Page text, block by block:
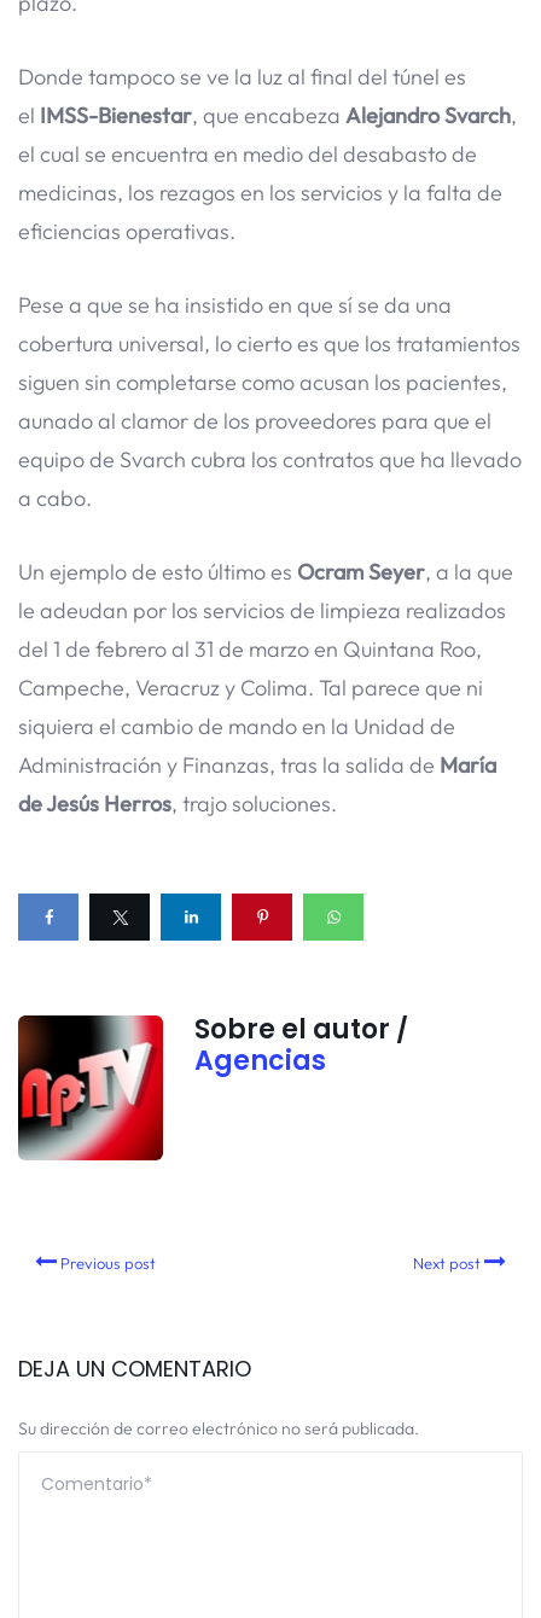
Donde tampoco se ve la luz al final del túnel es
el IMSS-Bienestar, que encabeza Alejandro Svarch,
el cual se encuentra en medio del desabasto de
medicinas, los rezagos en los servicios y la falta de
eficiencias operativas.
Pese a que se ha insistido en que sí se da una
cobertura universal, lo cierto es que los tratamientos
siguen sin completarse como acusan los pacientes,
aunado al clamor de los proveedores para que el
equipo de Svarch cubra los contratos que ha llevado
a cabo.
Un ejemplo de esto último es Ocram Seyer, a la que
le adeudan por los servicios de limpieza realizados
del 1 de febrero al 31 de marzo en Quintana Roo,
Campeche, Veracruz y Colima. Tal parece que ni
siquiera el cambio de mando en la Unidad de
Administración y Finanzas, tras la salida de María
de Jesús Herros, trajo soluciones.
Sobre el autor /
Agencias
Previous post Next post
DEJA UN COMENTARIO
Su dirección de correo electrónico no será publicada.